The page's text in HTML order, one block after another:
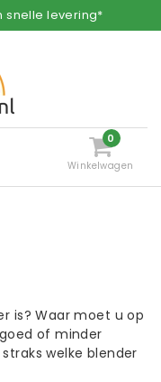
0
Winkelwagen
is? Waar moet u op
of minder
welke blender